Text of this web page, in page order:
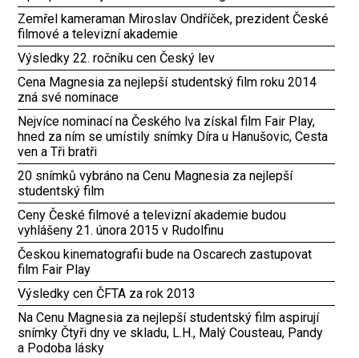
Zemřel kameraman Miroslav Ondříček, prezident České
filmové a televizní akademie
Výsledky 22. ročníku cen Český lev
Cena Magnesia za nejlepší studentský film roku 2014
zná své nominace
Nejvíce nominací na Českého lva získal film Fair Play,
hned za ním se umístily snímky Díra u Hanušovic, Cesta
ven a Tři bratři
20 snímků vybráno na Cenu Magnesia za nejlepší
studentský film
Ceny České filmové a televizní akademie budou
vyhlášeny 21. února 2015 v Rudolfinu
Českou kinematografii bude na Oscarech zastupovat
film Fair Play
Výsledky cen ČFTA za rok 2013
Na Cenu Magnesia za nejlepší studentský film aspirují
snímky Čtyři dny ve skladu, L.H., Malý Cousteau, Pandy
a Podoba lásky